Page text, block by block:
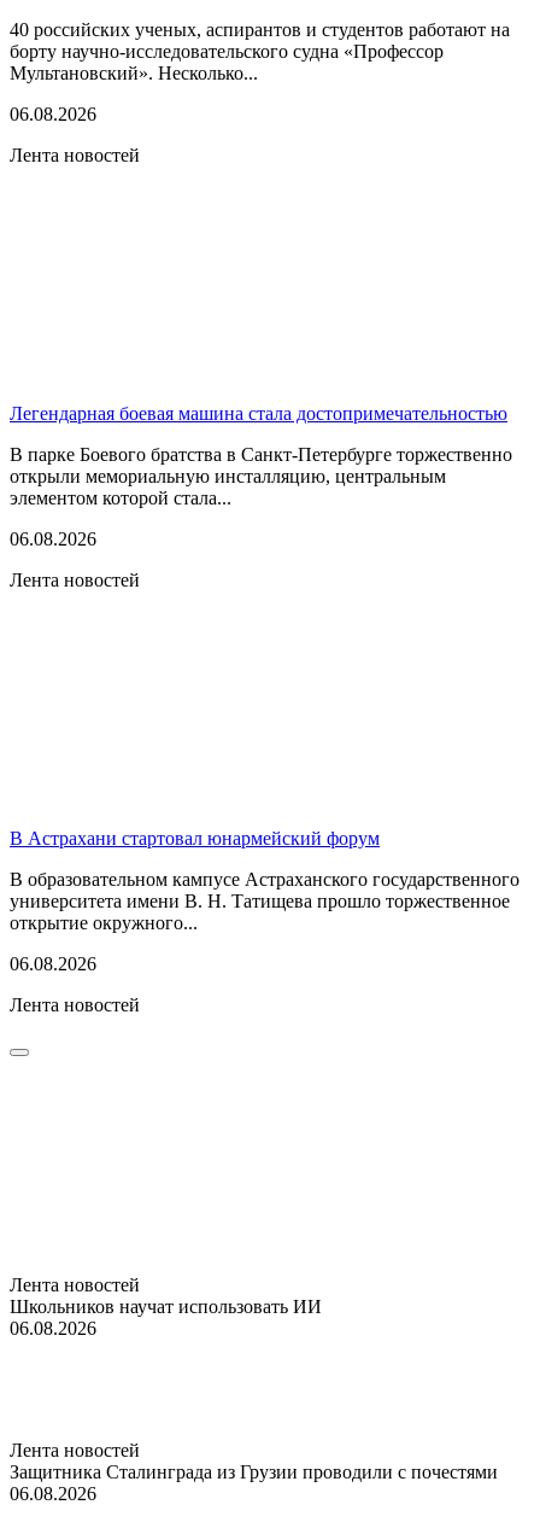
40 российских ученых, аспирантов и студентов работают на
борту научно-исследовательского судна «Профессор
Мультановский». Несколько...
06.08.2026
Лента новостей
Легендарная боевая машина стала достопримечательностью
В парке Боевого братства в Санкт-Петербурге торжественно
открыли мемориальную инсталляцию, центральным
элементом которой стала...
06.08.2026
Лента новостей
В Астрахани стартовал юнармейский форум
В образовательном кампусе Астраханского государственного
университета имени В. Н. Татищева прошло торжественное
открытие окружного...
06.08.2026
Лента новостей
Лента новостей
Школьников научат использовать ИИ
06.08.2026
Лента новостей
Защитника Сталинграда из Грузии проводили с почестями
06.08.2026